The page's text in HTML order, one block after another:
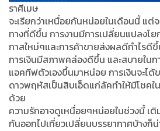
ราศีเมษ
จะเรียกว่าเหนื่อยกันหน่อยในเดือนนี้ แต่
ทางที่ดีขึ้น การงานมีการเปลี่ยนแปลงโ
กาสใหม่ๆและการค้าขายส่งผลดีกำไรดี
การเงินมีสภาพคล่องดีขึ้น และสบายใน
แอคทีฟตัวเองขึ้นมาหน่อย การเงินจะไ
ดาวพฤหัสเป็นสิบเอ็ดแก่ลัคทำให้มีโชคใน
ด้วย
ความรักอาจดูเหนื่อยๆหน่อยในช่วงนี้ เ
กันออกไปเที่ยวเปลี่ยนบรรยากาศบ้างก็น่